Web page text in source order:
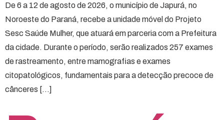
De 6 a 12 de agosto de 2026, o município de Japurá, no
Noroeste do Paraná, recebe a unidade móvel do Projeto
Sesc Saúde Mulher, que atuará em parceria com a Prefeitura
da cidade. Durante o período, serão realizados 257 exames
de rastreamento, entre mamografias e exames
citopatológicos, fundamentais para a detecção precoce de
cânceres […]